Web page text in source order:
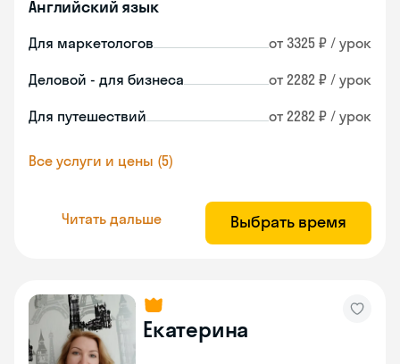
Английский язык
Для маркетологов от 3325 ₽ / урок
Деловой - для бизнеса от 2282 ₽ / урок
Для путешествий от 2282 ₽ / урок
Все услуги и цены (5)
Читать дальше Выбрать время
Екатерина